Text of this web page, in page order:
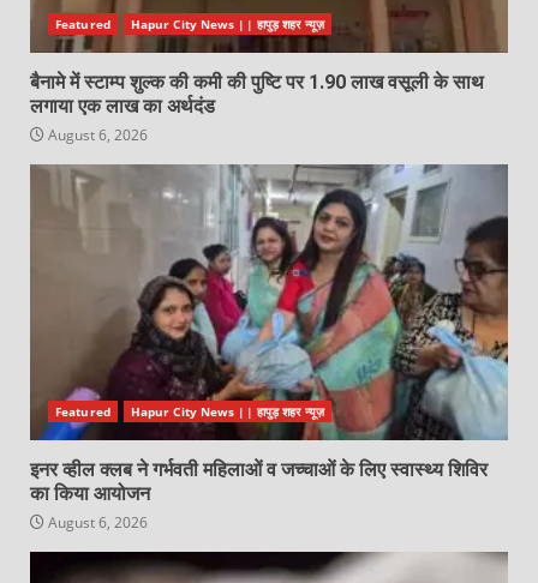
Featured Hapur City News || हापुड़ शहर न्यूज़
बैनामे में स्टाम्प शुल्क की कमी की पुष्टि पर 1.90 लाख वसूली के साथ
लगाया एक लाख का अर्थदंड
August 6, 2026
Featured Hapur City News || हापुड़ शहर न्यूज़
इनर व्हील क्लब ने गर्भवती महिलाओं व जच्चाओं के लिए स्वास्थ्य शिविर
का किया आयोजन
August 6, 2026